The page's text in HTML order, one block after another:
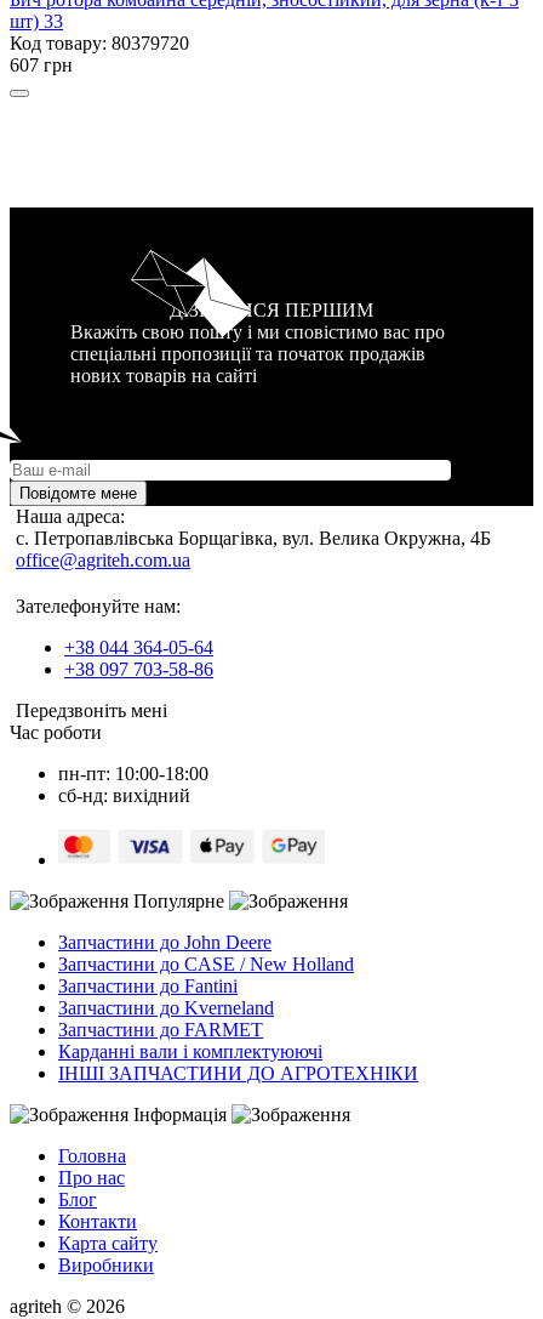
шт) 33
Код товару: 80379720
607 грн
ДІЗНАТИСЯ ПЕРШИМ
Вкажіть свою пошту і ми сповістимо вас про
спеціальні пропозиції та початок продажів
нових товарів на сайті
Повідомте мене
Наша адреса:
c. Петропавлівська Борщагівка, вул. Велика Окружна, 4Б
office@agriteh.com.ua
Зателефонуйте нам:
+38 044 364-05-64
+38 097 703-58-86
Передзвоніть мені
Час роботи
пн-пт: 10:00-18:00
сб-нд: вихідний
Популярне
Запчастини до John Deere
Запчастини до CASE / New Holland
Запчастини до Fantini
Запчастини до Kverneland
Запчастини до FARMET
Карданні вали і комплектуюючі
ІНШІ ЗАПЧАСТИНИ ДО АГРОТЕХНІКИ
Інформація
Головна
Про нас
Блог
Контакти
Карта сайту
Виробники
agriteh © 2026